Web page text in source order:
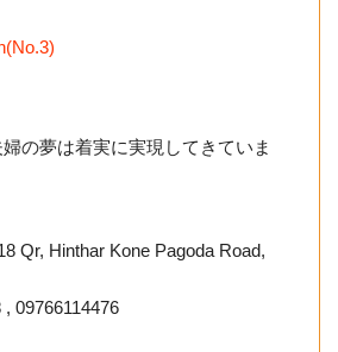
の夢は着実に実現してきていま
Qr, Hinthar Kone Pagoda Road,
09766114476